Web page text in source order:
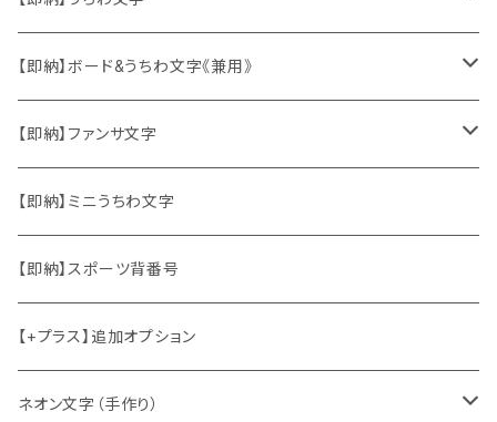
ソロ・歌手&タレント
韓国ソロ・歌手&タレント
東方神起
竜宮城
2PM
ATEEZ
【即納】ボード&うちわ文字《兼用》
ソロ・歌手&タレント
韓国ソロ・歌手&タレント
東方神起
2PM
ASTRO
【即納】ファンサ文字
日本語&英語
ハングル
中国語
【即納】ミニうちわ文字
【即納】スポーツ背番号
【+プラス】追加オプション
ネオン文字（手作り）